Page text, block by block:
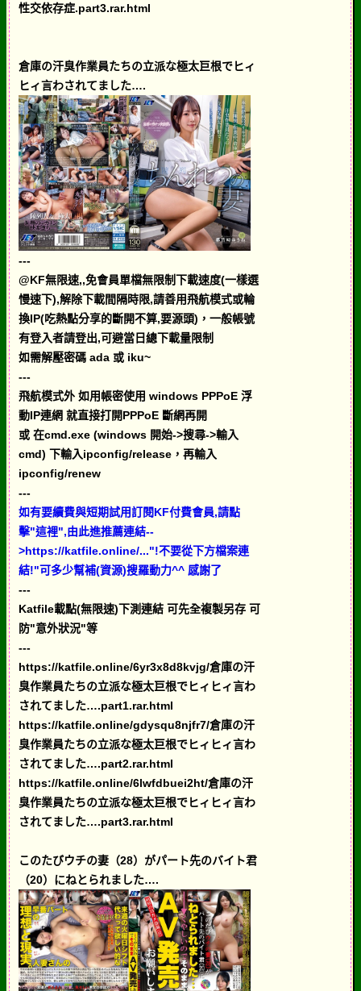
性交依存症.part3.rar.html
倉庫の汗臭作業員たちの立派な極太巨根でヒィ
ヒィ言わされてました….
---
@KF無限速,,免會員單檔無限制下載速度(一樣選
慢速下),解除下載間隔時限,請善用飛航模式或輪
換IP(吃熱點分享的斷開不算,要源頭)，一般帳號
有登入者請登出,可避當日總下載量限制
如需解壓密碼 ada 或 iku~
---
飛航模式外 如用帳密使用 windows PPPoE 浮
動IP連網 就直接打開PPPoE 斷網再開
或 在cmd.exe (windows 開始->搜尋->輸入
cmd) 下輸入ipconfig/release，再輸入
ipconfig/renew
---
如有要續費與短期試用訂閱KF付費會員,請點
擊"這裡",由此進推薦連結--
>https://katfile.online/..."!不要從下方檔案連
結!"可多少幫補(資源)搜羅動力^^ 感謝了
---
Katfile載點(無限速)下測連結 可先全複製另存 可
防"意外狀況"等
---
https://katfile.online/6yr3x8d8kvjg/倉庫の汗
臭作業員たちの立派な極太巨根でヒィヒィ言わ
されてました….part1.rar.html
https://katfile.online/gdysqu8njfr7/倉庫の汗
臭作業員たちの立派な極太巨根でヒィヒィ言わ
されてました….part2.rar.html
https://katfile.online/6lwfdbuei2ht/倉庫の汗
臭作業員たちの立派な極太巨根でヒィヒィ言わ
されてました….part3.rar.html
このたびウチの妻（28）がパート先のバイト君
（20）にねとられました….